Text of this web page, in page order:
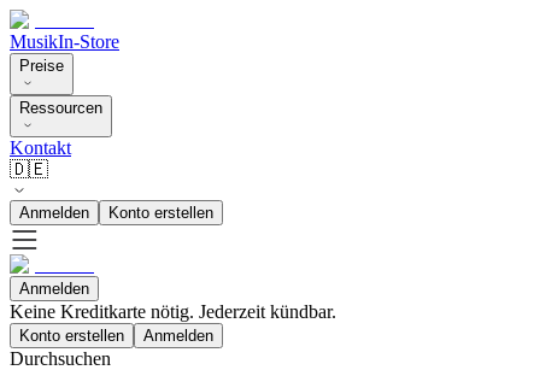
MusikIn-Store
Preise
Ressourcen
Kontakt
🇩🇪
Anmelden Konto erstellen
Anmelden
Keine Kreditkarte nötig. Jederzeit kündbar.
Konto erstellen Anmelden
Durchsuchen